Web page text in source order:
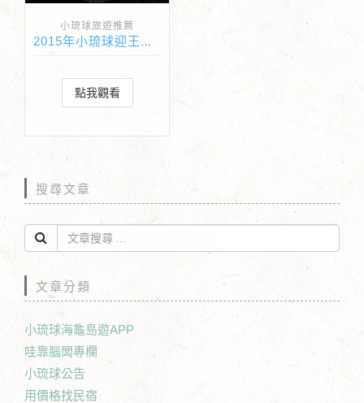
小琉球旅遊推薦
2015年小琉球迎王紀錄
點我觀看
搜尋文章
文章分類
小琉球海龜島遊APP
哇靠腦闆專欄
小琉球公告
用價格找民宿